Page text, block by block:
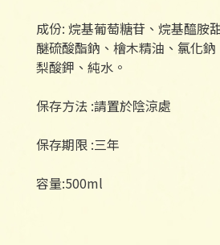
成份: 烷基葡萄糖苷、烷基醯胺
醚硫酸酯鈉、檜木精油、氯化
梨酸鉀、純水。
保存方法 :請置於陰涼處
保存期限 :三年
容量:500ml